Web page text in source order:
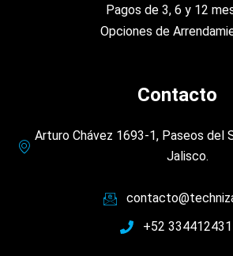
Pagos de 3, 6 y 12
Opciones de
Contacto
Arturo Chávez 1693-1, Paseos del
Jalisco.
+52